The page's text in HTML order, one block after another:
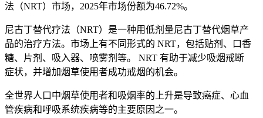
法（NRT）市场，2025年市场份额为46.72%。
尼古丁替代疗法（NRT）是一种用低剂量尼古丁替代烟草产
品的治疗方法。市场上有不同形式的 NRT，包括贴剂、口香
糖、片剂、吸入器、喷雾剂等。 NRT 有助于减少吸烟戒断
症状，​​并增加烟草使用者成功戒烟的机会。
全世界人口中烟草使用者和吸烟率的上升是导致癌症、心血
管疾病和呼吸系统疾病等的主要原因之一。